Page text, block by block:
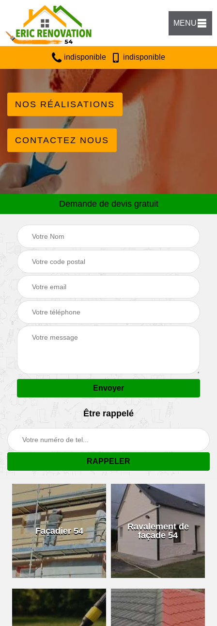
MENU
indisponible indisponible
NOS RÉALISATIONS
CONTACTEZ NOUS
Demande de devis gratuit
Être rappelé
Façadier 54
Ravalement de
façade 54